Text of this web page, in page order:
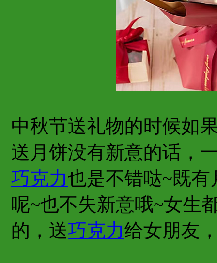
中秋节送礼物的时候如
送月饼没有新意的话，
巧克力也是不错哒~既
呢~也不失新意哦~女生
的，送巧克力给女朋友